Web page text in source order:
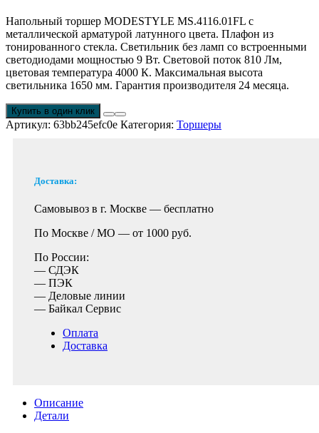
Напольный торшер MODESTYLE MS.4116.01FL с
металлической арматурой латунного цвета. Плафон из
тонированного стекла. Светильник без ламп со встроенными
светодиодами мощностью 9 Вт. Световой поток 810 Лм,
цветовая температура 4000 К. Максимальная высота
светильника 1650 мм. Гарантия производителя 24 месяца.
Купить в один клик
Артикул: 63bb245efc0e Категория: Торшеры
Доставка:
Самовывоз в г. Москве — бесплатно
По Москве / МО — от 1000 руб.
По России:
— СДЭК
— ПЭК
— Деловые линии
— Байкал Сервис
Оплата
Доставка
Описание
Детали